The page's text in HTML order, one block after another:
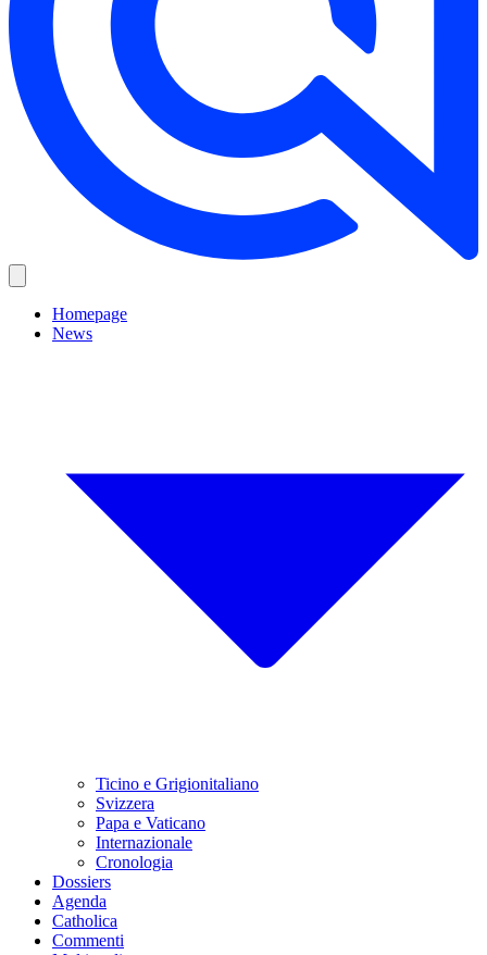
Homepage
News
Ticino e Grigionitaliano
Svizzera
Papa e Vaticano
Internazionale
Cronologia
Dossiers
Agenda
Catholica
Commenti